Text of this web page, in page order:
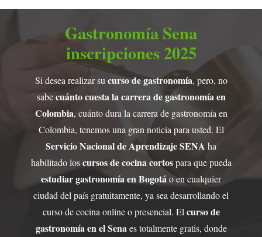
Gastronomía Sena
inscripciones 2025
Si desea realizar sucurso de gastronomía, pero, no
sabecuántocuesta la carrera de gastronomía en
Colombia, cuánto dura la carrera de gastronomía en
Colombia, tenemos una gran noticia para usted. El
Servicio Nacional de Aprendizaje SENA ha
habilitado loscursos de cocina cortospara que pueda
estudiar gastronomía en Bogotáo en cualquier
ciudad del país gratuitamente, ya sea desarrollando el
curso de cocina online o presencial. El curso de
gastronomía en el Sena es totalmente gratis, donde